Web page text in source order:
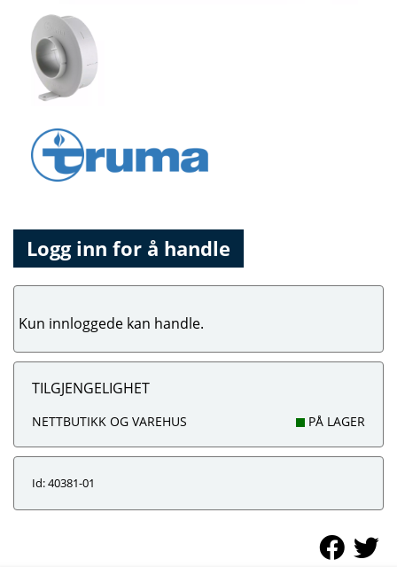
Logg inn for å handle
Kun innloggede kan handle.
TILGJENGELIGHET
NETTBUTIKK OG VAREHUS PÅ LAGER
Id: 40381-01